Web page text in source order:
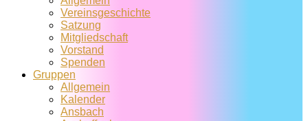
Vereins­geschichte
Satzung
Mitglied­schaft
Vorstand
Spenden
Gruppen
Allgemein
Kalender
Ansbach